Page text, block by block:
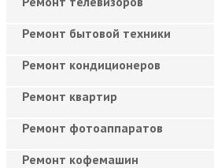
Ремонт бытовой техники
Ремонт кондиционеров
Ремонт квартир
Ремонт фотоаппаратов
Ремонт кофемашин